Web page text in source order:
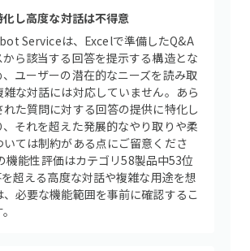
化し高度な対話は不得意
Serviceは、Excelで準備したQ&A
ら該当する回答を提示する構造とな
、ユーザーの潜在的なニーズを読み取
雑な対話には対応していません。あら
た質問に対する回答の提供に特化し
それを超えた発展的なやり取りや柔
ては制約がある点にご留意くださ
機能性評価はカテゴリ58製品中53位
超える高度な対話や複雑な用途を想
必要な機能範囲を事前に確認するこ